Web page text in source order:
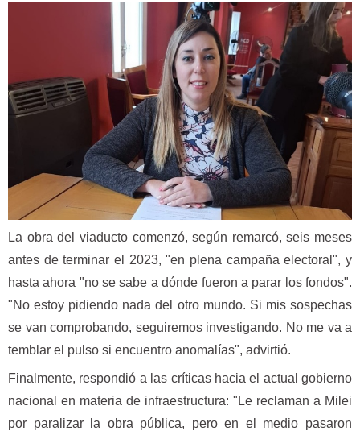
La obra del viaducto comenzó, según remarcó, seis meses
antes de terminar el 2023, "en plena campaña electoral", y
hasta ahora "no se sabe a dónde fueron a parar los fondos".
"No estoy pidiendo nada del otro mundo. Si mis sospechas
se van comprobando, seguiremos investigando. No me va a
temblar el pulso si encuentro anomalías", advirtió.
Finalmente, respondió a las críticas hacia el actual gobierno
nacional en materia de infraestructura: "Le reclaman a Milei
por paralizar la obra pública, pero en el medio pasaron